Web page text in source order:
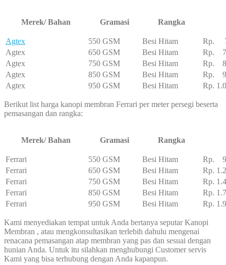
Merek/ Bahan Gramasi Rangka
Agtex 550 GSM Besi Hitam
Rp.
Agtex
650 GSM Besi Hitam
Rp.
Agtex
750 GSM Besi Hitam
Rp.
Agtex
850 GSM Besi Hitam
Rp.
Agtex
950 GSM Besi Hitam Rp.
Berikut list harga kanopi membran Ferrari per meter persegi beserta
pemasangan dan rangka:
Merek/ Bahan Gramasi Rangka
Ferrari 550 GSM Besi Hitam
Rp.
Ferrari
650 GSM Besi Hitam
Rp.
Ferrari
750 GSM Besi Hitam
Rp.
Ferrari
850 GSM Besi Hitam
Rp.
Ferrari
950 GSM Besi Hitam Rp.
Kami menyediakan tempat untuk Anda bertanya seputar Kanopi
Membran , atau mengkonsultasikan terlebih dahulu mengenai
renacana pemasangan atap membran yang pas dan sesuai dengan
hunian Anda. Untuk itu silahkan menghubungi Customer servis
Kami yang bisa terhubung dengan Anda kapanpun.